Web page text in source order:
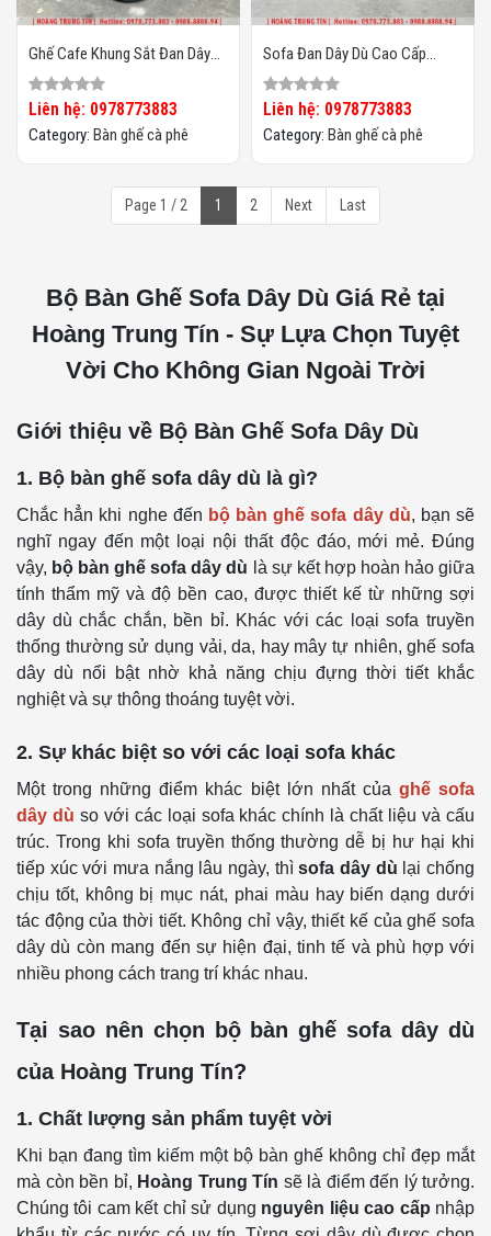
Ghế Cafe Khung Sắt Đan Dây
Dù HTT03
Liên hệ: 0978773883
Category: Bàn ghế cà phê
Sofa Đan Dây Dù Cao Cấp
HTT04
Liên hệ: 0978773883
Category: Bàn ghế cà phê
Page 1 / 2 1 2 Next Last
Bộ Bàn Ghế Sofa Dây Dù Giá Rẻ tại
Hoàng Trung Tín - Sự Lựa Chọn Tuyệt
Vời Cho Không Gian Ngoài Trời
Giới thiệu về Bộ Bàn Ghế Sofa Dây Dù
1. Bộ bàn ghế sofa dây dù là gì?
Chắc hẳn khi nghe đến bộ bàn ghế sofa dây dù, bạn sẽ
nghĩ ngay đến một loại nội thất độc đáo, mới mẻ. Đúng
vậy, bộ bàn ghế sofa dây dù là sự kết hợp hoàn hảo giữa
tính thẩm mỹ và độ bền cao, được thiết kế từ những sợi
dây dù chắc chắn, bền bỉ. Khác với các loại sofa truyền
thống thường sử dụng vải, da, hay mây tự nhiên, ghế sofa
dây dù nổi bật nhờ khả năng chịu đựng thời tiết khắc
nghiệt và sự thông thoáng tuyệt vời.
2. Sự khác biệt so với các loại sofa khác
Một trong những điểm khác biệt lớn nhất của ghế sofa
dây dù so với các loại sofa khác chính là chất liệu và cấu
trúc. Trong khi sofa truyền thống thường dễ bị hư hại khi
tiếp xúc với mưa nắng lâu ngày, thìsofa dây dù lại chống
chịu tốt, không bị mục nát, phai màu hay biến dạng dưới
tác động của thời tiết. Không chỉ vậy, thiết kế của ghế sofa
dây dù còn mang đến sự hiện đại, tinh tế và phù hợp với
nhiều phong cách trang trí khác nhau.
Tại sao nên chọn bộ bàn ghế sofa dây dù
của Hoàng Trung Tín?
1. Chất lượng sản phẩm tuyệt vời
Khi bạn đang tìm kiếm một bộ bàn ghế không chỉ đẹp mắt
mà còn bền bỉ, Hoàng Trung Tín sẽ là điểm đến lý tưởng.
Chúng tôi cam kết chỉ sử dụng nguyên liệu cao cấp nhập